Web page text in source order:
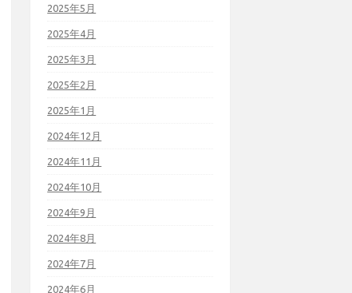
2025年5月
2025年4月
2025年3月
2025年2月
2025年1月
2024年12月
2024年11月
2024年10月
2024年9月
2024年8月
2024年7月
2024年6月